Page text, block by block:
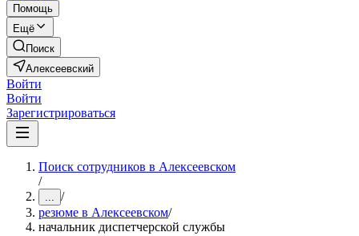
Помощь
Ещё
Поиск
Алексеевский
Войти
Войти
Зарегистрироваться
Поиск сотрудников в Алексеевском
/
... /
резюме в Алексеевском/
начальник диспетчерской службы